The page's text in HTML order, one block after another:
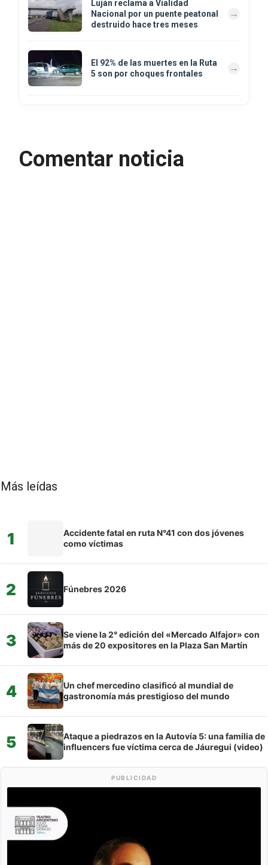
Luján reclama a Vialidad
Nacional por un puente peatonal
destruido hace tres meses
El 92% de las muertes en la Ruta
5 son por choques frontales
Comentar noticia
Más leídas
1
Accidente fatal en ruta N°41 con dos jóvenes
como víctimas
2 Fúnebres 2026
3
Se viene la 2° edición del «Mercado Alfajor» con
más de 20 expositores en la Plaza San Martín
4
Un chef mercedino clasificó al mundial de
gastronomía más prestigioso del mundo
5
Ataque a piedrazos en la Autovía 5: una familia de
influencers fue víctima cerca de Jáuregui (video)
PUBLICIDAD